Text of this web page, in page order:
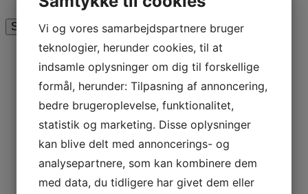
Vi og vores samarbejdspartnere bruger
teknologier, herunder cookies, til at
indsamle oplysninger om dig til forskellige
formål, herunder: Tilpasning af annoncering,
bedre brugeroplevelse, funktionalitet,
statistik og marketing. Disse oplysninger
kan blive delt med annoncerings- og
analysepartnere, som kan kombinere dem
med data, du tidligere har givet dem eller